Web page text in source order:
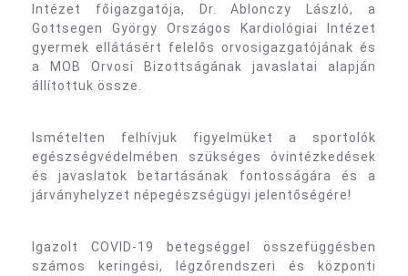
Intézet főigazgatója, Dr. Ablonczy László, a
Gottsegen György Országos Kardiológiai Intézet
gyermek ellátásért felelős orvosigazgatójának és
a MOB Orvosi Bizottságának javaslatai alapján
állítottuk össze.
Ismételten felhívjuk figyelmüket a sportolók
egészségvédelmében szükséges óvintézkedések
és javaslatok betartásának fontosságára és a
járványhelyzet népegészségügyi jelentőségére!
Igazolt COVID-19 betegséggel összefüggésben
számos keringési, légzőrendszeri és központi